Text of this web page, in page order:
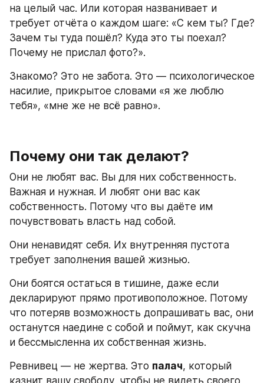
на целый час. Или которая названивает и
требует отчёта о каждом шаге: «С кем ты? Где?
Зачем ты туда пошёл? Куда это ты поехал?
Почему не прислал фото?».
Знакомо? Это не забота. Это — психологическое
насилие, прикрытое словами «я же люблю
тебя», «мне же не всё равно».
Почему они так делают?
Они не любят вас. Вы для них собственность.
Важная и нужная. И любят они вас как
собственность. Потому что вы даёте им
почувствовать власть над собой.
Они ненавидят себя. Их внутренняя пустота
требует заполнения вашей жизнью.
Они боятся остаться в тишине, даже если
декларируют прямо противоположное. Потому
что потеряв возможность допрашивать вас, они
останутся наедине с собой и поймут, как скучна
и бессмысленна их собственная жизнь.
Ревнивец — не жертва. Это палач, который
казнит вашу свободу, чтобы не видеть своего